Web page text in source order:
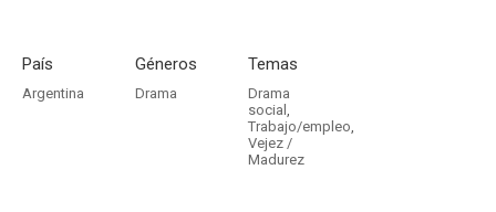
País
Argentina
Géneros
Drama
Temas
Drama
social ,
Trabajo/empleo,
Vejez /
Madurez